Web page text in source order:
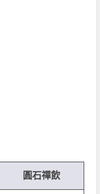
圓石禪飲